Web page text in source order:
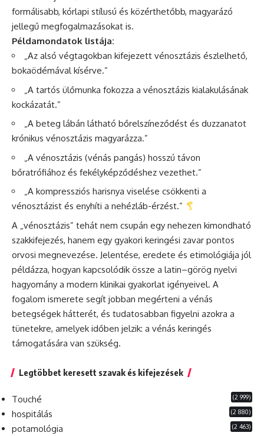
formálisabb, kórlapi stílusú és közérthetőbb, magyarázó
jellegű megfogalmazásokat is.
Példamondatok listája:
„Az alsó végtagokban kifejezett vénosztázis észlelhető,
bokaödémával kísérve.”
„A tartós ülőmunka fokozza a vénosztázis kialakulásának
kockázatát.”
„A beteg lábán látható bőrelszíneződést és duzzanatot
krónikus vénosztázis magyarázza.”
„A vénosztázis (vénás pangás) hosszú távon
bőratrófiához és fekélyképződéshez vezethet.”
„A kompressziós harisnya viselése csökkenti a
vénosztázist és enyhíti a nehézláb-érzést.”
A „vénosztázis” tehát nem csupán egy nehezen kimondható
szakkifejezés, hanem egy gyakori keringési zavar pontos
orvosi megnevezése. Jelentése, eredete és etimológiája jól
példázza, hogyan kapcsolódik össze a latin–görög nyelvi
hagyomány a modern klinikai gyakorlat igényeivel. A
fogalom ismerete segít jobban megérteni a vénás
betegségek hátterét, és tudatosabban figyelni azokra a
tünetekre, amelyek időben jelzik: a vénás keringés
támogatására van szükség.
Legtöbbet keresett szavak és kifejezések
Touché (2 999)
hospitálás (2 880)
potamológia (2 463)